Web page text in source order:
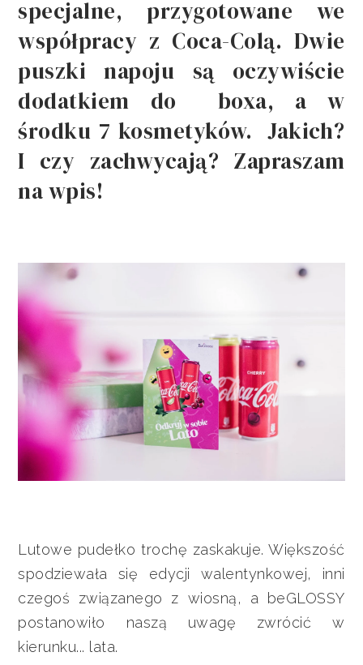
specjalne, przygotowane we
współpracy z Coca-Colą. Dwie
puszki napoju są oczywiście
dodatkiem do boxa, a w
środku 7 kosmetyków. Jakich?
I czy zachwycają? Zapraszam
na wpis!
Lutowe pudełko trochę zaskakuje. Większość
spodziewała się edycji walentynkowej, inni
czegoś związanego z wiosną, a beGLOSSY
postanowiło naszą uwagę zwrócić w
kierunku... lata.